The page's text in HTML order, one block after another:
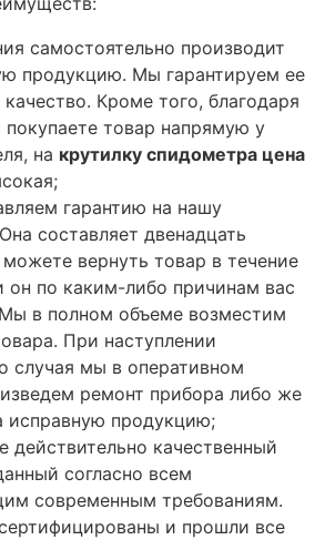
самостоятельно производит
продукцию. Мы гарантируем ее
качество. Кроме того, благодаря
товар напрямую у
на крутилку спидометра цена
гарантию на нашу
составляет двенадцать
вернуть товар в течение
он по каким-либо причинам вас
в полном объеме возместим
При наступлении
случая мы в оперативном
ремонт прибора либо же
исправную продукцию;
действительно качественный
согласно всем
современным требованиям.
и прошли все